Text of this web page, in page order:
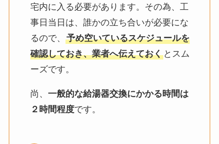
宅内に入る必要があります。その為、工
事日当日は、誰かの立ち合いが必要にな
るので、 予め空いているスケジュールを
確認しておき、業者へ伝えておくとスム
ーズです。
尚、 一般的な給湯器交換にかかる時間は
２時間程度です。